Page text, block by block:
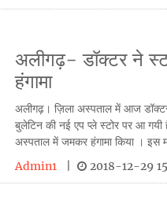
अलीगढ़- डॉक्टर ने
हंगामा
अलीगढ़। ज़िला अस्पताल में आज डॉक्टर
बुलेटिन की नई एप प्ले स्टोर पर आ
अस्पताल में जमकर हंगामा किया । इस
Admin1
| 2018-12-29